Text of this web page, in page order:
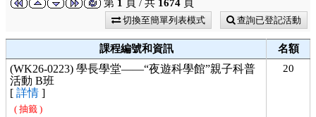
第 1 頁 / 共 1674 頁
切換至簡單列表模式 查詢已登記活動
課程編號和資訊 名額
(WK26-0223) 學長學堂——“夜遊科學館”親子科普
活動 B班
[ 詳情 ]
( 抽籤 )
20